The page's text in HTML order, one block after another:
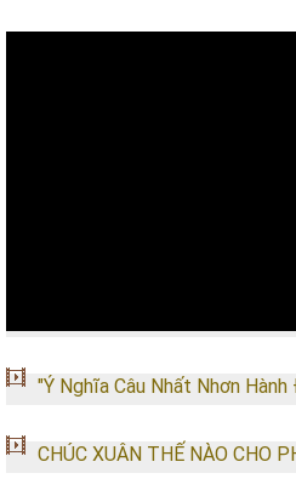
"Ý Nghĩa Câu Nhất Nhơn
CHÚC XUÂN THẾ NÀO CHO